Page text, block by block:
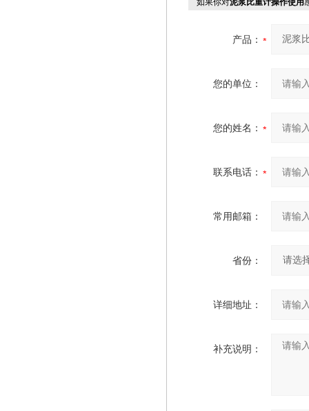
如果你对泥浆比重计操作使用
产品：
您的单位：
您的姓名：
联系电话：
常用邮箱：
省份：
详细地址：
补充说明：